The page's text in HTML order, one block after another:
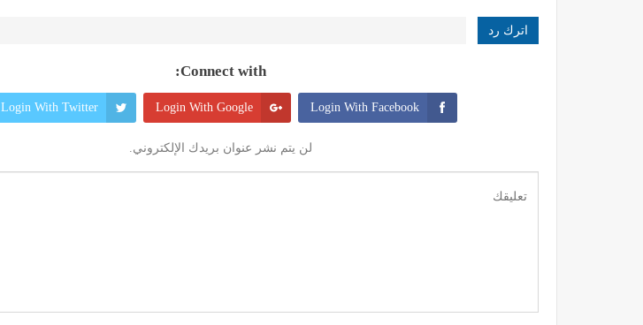
اترك رد
Connect with:
Login With Facebook
Login With Google
Login With Twitter
لن يتم نشر عنوان بريدك الإلكتروني.